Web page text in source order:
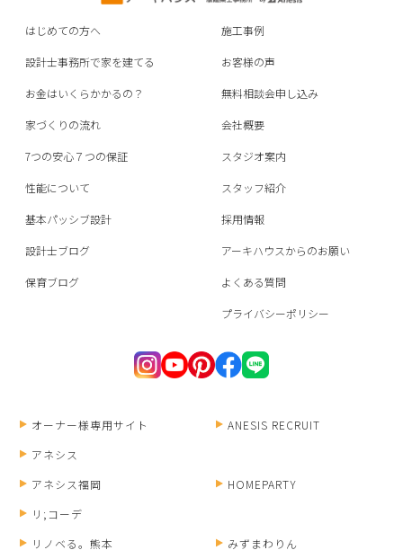
はじめての方へ
設計士事務所で家を建てる
お金はいくらかかるの？
家づくりの流れ
7つの安心７つの保証
性能について
基本パッシブ設計
設計士ブログ
保育ブログ
施工事例
お客様の声
無料相談会申し込み
会社概要
スタジオ案内
スタッフ紹介
採用情報
アーキハウスからのお願い
よくある質問
プライバシーポリシー
オーナー様専用サイト
ANESIS RECRUIT
アネシス
アネシス福岡
HOMEPARTY
リ;コーデ
リノベる。熊本
みずまわりん